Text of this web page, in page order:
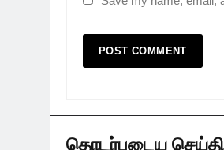
தொடர்புடைய